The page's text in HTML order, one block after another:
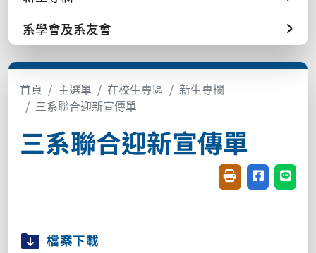
系學會及系友會
首頁 主選單 在校生專區
新生專欄
三系聯合迎新宣傳單
三系聯合迎新宣傳單
友善列印(開新視
分享至臉書
分享
檔案下載